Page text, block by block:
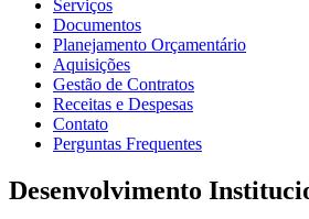
Serviços
Documentos
Planejamento Orçamentário
Aquisições
Gestão de Contratos
Receitas e Despesas
Contato
Perguntas Frequentes
Desenvolvimento